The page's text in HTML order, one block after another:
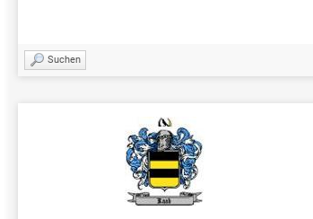
Suchen